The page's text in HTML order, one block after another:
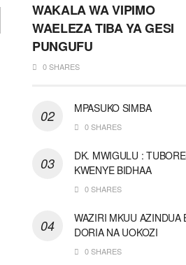
WAKALA WA VIPIMO
WAELEZA TIBA YA GESI
PUNGUFU
0 SHARES
MPASUKO SIMBA
0 SHARES
DK. MWIGULU :
KWENYE BIDHAA
0 SHARES
WAZIRI MKUU AZINDUA
DORIA NA UOKOZI
0 SHARES